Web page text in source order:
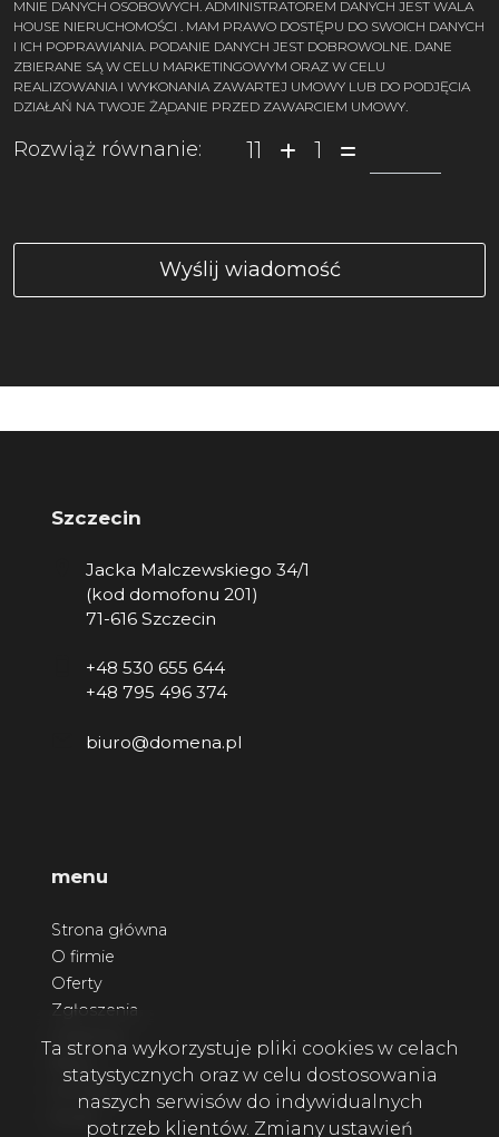
MNIE DANYCH OSOBOWYCH. ADMINISTRATOREM DANYCH JEST WALA
HOUSE NIERUCHOMOŚCI . MAM PRAWO DOSTĘPU DO SWOICH DANYCH
I ICH POPRAWIANIA. PODANIE DANYCH JEST DOBROWOLNE. DANE
ZBIERANE SĄ W CELU MARKETINGOWYM ORAZ W CELU
REALIZOWANIA I WYKONANIA ZAWARTEJ UMOWY LUB DO PODJĘCIA
DZIAŁAŃ NA TWOJE ŻĄDANIE PRZED ZAWARCIEM UMOWY.
Rozwiąż równanie: 11 1
Szczecin
Jacka Malczewskiego 34/1
(kod domofonu 201)
71-616 Szczecin
+48 530 655 644
+48 795 496 374
biuro@domena.pl
menu
Strona główna
O firmie
Oferty
Zgłoszenia
Kontakt
Ta strona wykorzystuje pliki cookies w celach
statystycznych oraz w celu dostosowania
naszych serwisów do indywidualnych
potrzeb klientów. Zmiany ustawień